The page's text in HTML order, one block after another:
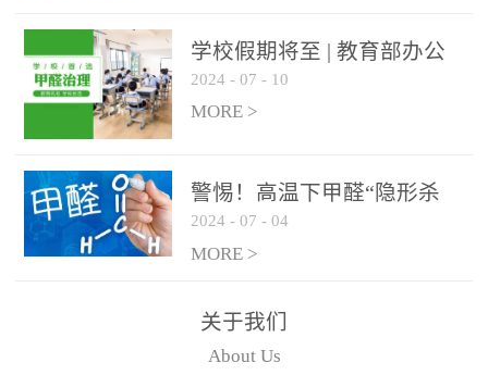
学校假期将至 | 教育部办公
厅关于加强学校新建校舍室
内空气质量管理通知
2024 - 07 - 10
MORE >
警惕！高温下甲醛“隐形杀
手”来袭，你的家安全吗？
2024 - 07 - 04
MORE >
关于我们
About Us